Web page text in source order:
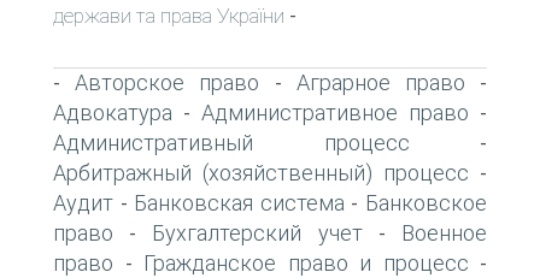
держави та права України -
-Авторское право - Аграрное право -
Адвокатура - Административное право -
Административный процесс -
Арбитражный (хозяйственный) процесс -
Аудит - Банковская система - Банковское
право - Бухгалтерский учет-
Военное
право - Гражданское право и процесс -